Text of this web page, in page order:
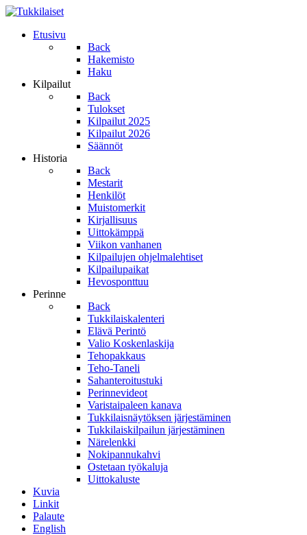
Etusivu
Back
Hakemisto
Haku
Kilpailut
Back
Tulokset
Kilpailut 2025
Kilpailut 2026
Säännöt
Historia
Back
Mestarit
Henkilöt
Muistomerkit
Kirjallisuus
Uittokämppä
Viikon vanhanen
Kilpailujen ohjelmalehtiset
Kilpailupaikat
Hevosponttuu
Perinne
Back
Tukkilaiskalenteri
Elävä Perintö
Valio Koskenlaskija
Tehopakkaus
Teho-Taneli
Sahanteroitustuki
Perinnevideot
Varistaipaleen kanava
Tukkilaisnäytöksen järjestäminen
Tukkilaiskilpailun järjestäminen
Närelenkki
Nokipannukahvi
Ostetaan työkaluja
Uittokaluste
Kuvia
Linkit
Palaute
English